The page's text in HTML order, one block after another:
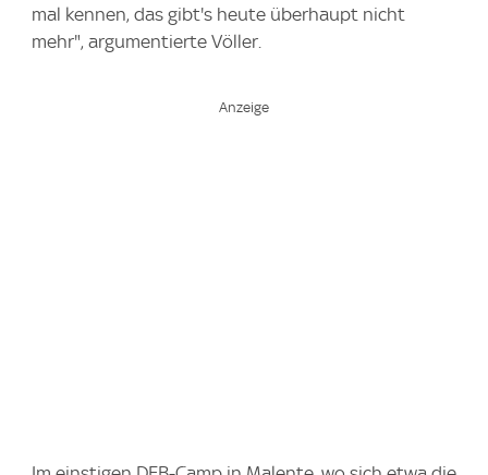
mal kennen, das gibt's heute überhaupt nicht
mehr", argumentierte Völler.